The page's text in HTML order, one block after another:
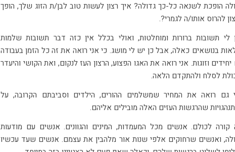
הופכת לשנאה כל-כך גדולה? איך רצון לעשות טוב לבן/ת הזוג שלך, הופך
להרוס אותו/ה לגמרי?.
לי תשובות ברורות ומוחלטות, ואולי בכלל אין כזה דבר תשובות שלמות
בנושאים כאלה, אבל כן יש לי מושג. כי אני רואה את זה כל הזמן בעבודה
וזוגות. אני רואה את האגו הפצוע, הרצון העז לנקום, ואת הקושי והיעדר
לסלח ולהתקדם הלאה.
גם רואה את המחיר שמשלמים ההורים, הילדים וסביבתם הקרובה, על
שהרגשות העזים האלה מובילים אליהם.
קורה לכולם. אנשים מכל המעמדות, המינים והגוונים. אנשים עם מודעות
ואנשים שרחוקים אלפי שנות אור מלהבין את עצמם. אנשים שעד עכשיו